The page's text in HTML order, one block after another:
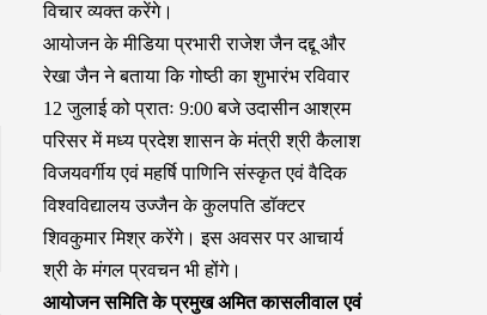
विचार व्यक्त करेंगे।
आयोजन के मीडिया प्रभारी राजेश जैन दद्दू और
रेखा जैन ने बताया कि गोष्ठी का शुभारंभ रविवार
12 जुलाई को प्रातः 9:00 बजे उदासीन आश्रम
परिसर में मध्य प्रदेश शासन के मंत्री श्री कैलाश
विजयवर्गीय एवं महर्षि पाणिनि संस्कृत एवं वैदिक
विश्वविद्यालय उज्जैन के कुलपति डॉक्टर
शिवकुमार मिश्र करेंगे। इस अवसर पर आचार्य
श्री के मंगल प्रवचन भी होंगे।
आयोजन समिति के प्रमुख अमित कासलीवाल एवं